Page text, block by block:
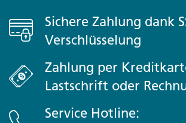
Sichere Zahlung dank
Verschlüsselung
Zahlung per
Lastschrift oder
Service Hotline: